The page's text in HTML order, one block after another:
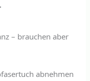
– brauchen aber
abnehmen